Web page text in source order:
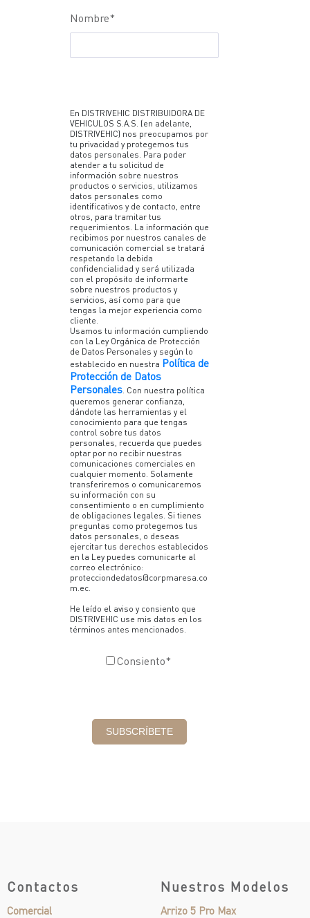
Nombre*
En DISTRIVEHIC DISTRIBUIDORA DE
VEHICULOS S.A.S. (en adelante,
DISTRIVEHIC) nos preocupamos por
tu privacidad y protegemos tus
datos personales. Para poder
atender a tu solicitud de
información sobre nuestros
productos o servicios, utilizamos
datos personales como
identificativos y de contacto, entre
otros, para tramitar tus
requerimientos. La información que
recibimos por nuestros canales de
comunicación comercial se tratará
respetando la debida
confidencialidad y será utilizada
con el propósito de informarte
sobre nuestros productos y
servicios, así como para que
tengas la mejor experiencia como
cliente.
Usamos tu información cumpliendo
con la Ley Orgánica de Protección
de Datos Personales y según lo
establecido en nuestra Política de
Protección de Datos
Personales. Con nuestra política
queremos generar confianza,
dándote las herramientas y el
conocimiento para que tengas
control sobre tus datos
personales, recuerda que puedes
optar por no recibir nuestras
comunicaciones comerciales en
cualquier momento. Solamente
transferiremos o comunicaremos
su información con su
consentimiento o en cumplimiento
de obligaciones legales. Si tienes
preguntas como protegemos tus
datos personales, o deseas
ejercitar tus derechos establecidos
en la Ley puedes comunicarte al
correo electrónico:
protecciondedatos@corpmaresa.co
m.ec.
He leído el aviso y consiento que
DISTRIVEHIC use mis datos en los
términos antes mencionados.
Consiento*
Contactos
Comercial
Nuestros Modelos
Arrizo 5 Pro Max